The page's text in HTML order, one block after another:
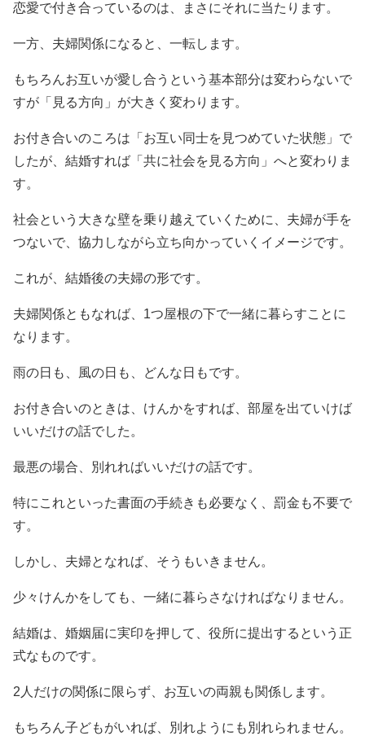
恋愛で付き合っているのは、まさにそれに当たります。
一方、夫婦関係になると、一転します。
もちろんお互いが愛し合うという基本部分は変わらないで
すが「見る方向」が大きく変わります。
お付き合いのころは「お互い同士を見つめていた状態」で
したが、結婚すれば「共に社会を見る方向」へと変わりま
す。
社会という大きな壁を乗り越えていくために、夫婦が手を
つないで、協力しながら立ち向かっていくイメージです。
これが、結婚後の夫婦の形です。
夫婦関係ともなれば、1つ屋根の下で一緒に暮らすことに
なります。
雨の日も、風の日も、どんな日もです。
お付き合いのときは、けんかをすれば、部屋を出ていけば
いいだけの話でした。
最悪の場合、別れればいいだけの話です。
特にこれといった書面の手続きも必要なく、罰金も不要で
す。
しかし、夫婦となれば、そうもいきません。
少々けんかをしても、一緒に暮らさなければなりません。
結婚は、婚姻届に実印を押して、役所に提出するという正
式なものです。
2人だけの関係に限らず、お互いの両親も関係します。
もちろん子どもがいれば、別れようにも別れられません。